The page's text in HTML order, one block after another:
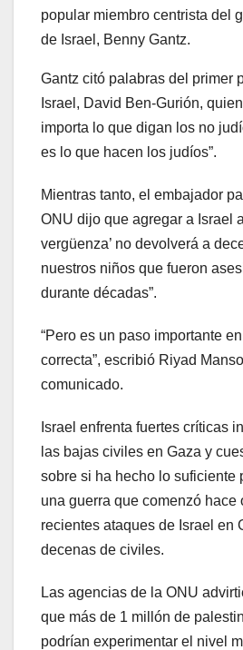
popular miembro centrista del
de Israel, Benny Gantz.
Gantz citó palabras del primer
Israel, David Ben-Gurión,
importa lo que digan los no
es lo que hacen los judíos”.
Mientras tanto, el embajador
ONU dijo que agregar a Israel
vergüenza’ no devolverá a
nuestros niños que fueron
durante décadas”.
“Pero es un paso importante
correcta”, escribió Riyad
comunicado.
Israel enfrenta fuertes críticas
las bajas civiles en Gaza y
sobre si ha hecho lo suficiente
una guerra que comenzó hace
recientes ataques de Israel en
decenas de civiles.
Las agencias de la ONU
que más de 1 millón de
podrían experimentar el nivel